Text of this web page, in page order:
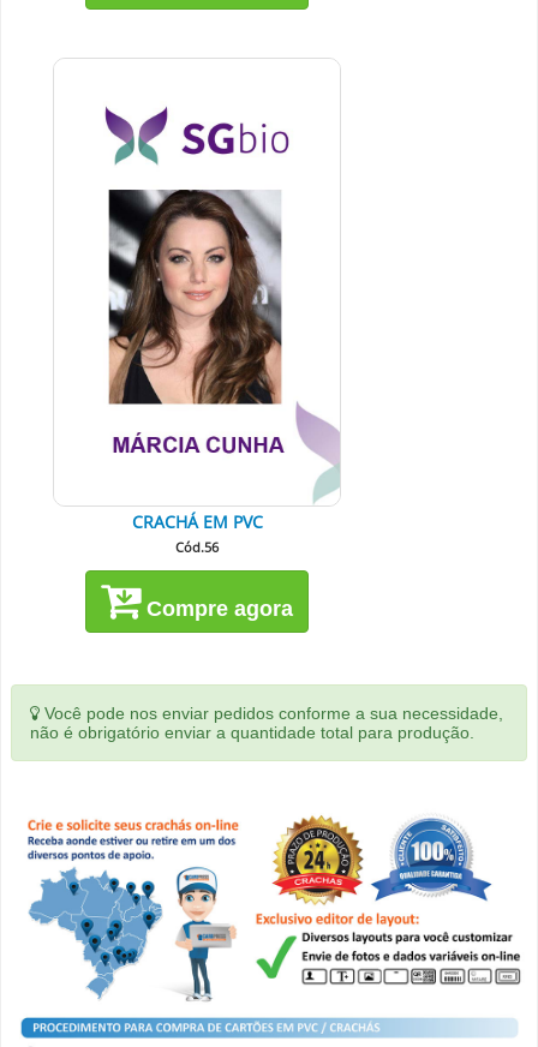
CRACHÁ EM PVC
Cód.56
Compre agora
Você pode nos enviar pedidos conforme a sua necessidade,
não é obrigatório enviar a quantidade total para produção.